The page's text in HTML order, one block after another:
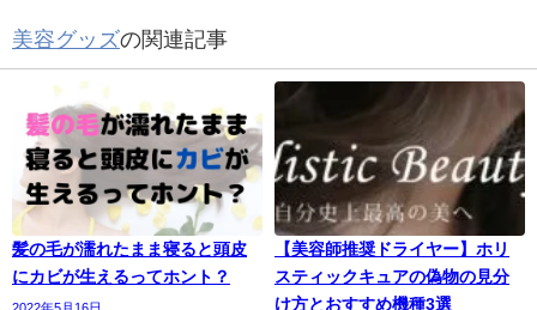
美容グッズの関連記事
髪の毛が濡れたまま寝ると頭皮
にカビが生えるってホント？
【美容師推奨ドライヤー】ホリ
スティックキュアの偽物の見分
け方とおすすめ機種3選